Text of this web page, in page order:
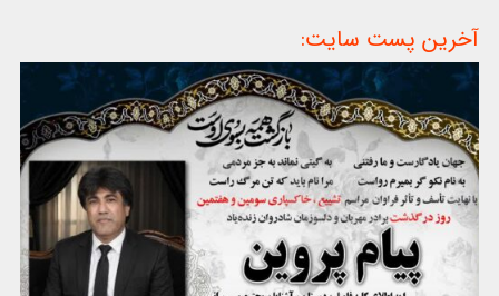
آخرین پست سایت: